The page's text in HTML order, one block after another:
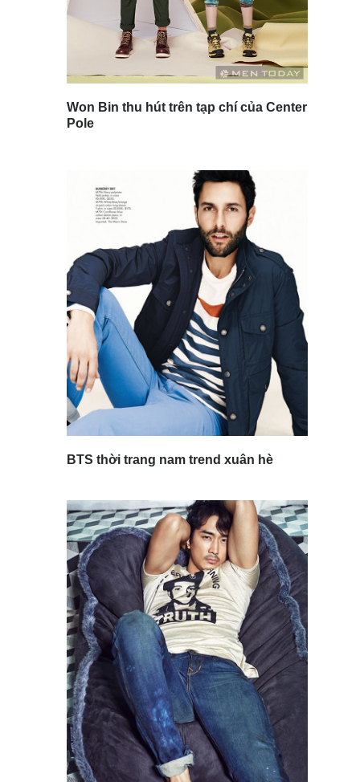
Won Bin thu hút trên tạp chí của Center
Pole
BTS thời trang nam trend xuân hè